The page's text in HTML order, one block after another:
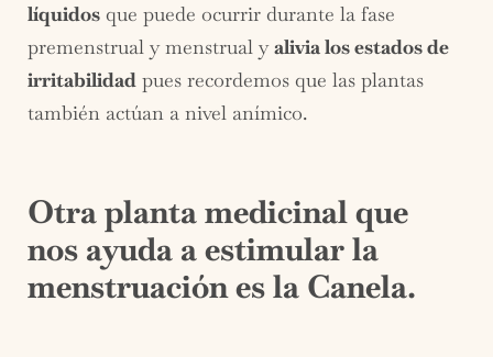
líquidos que puede ocurrir durante la fase
premenstrual y menstrual yalivia los estados de
irritabilidad pues recordemos que las plantas
también actúan a nivel anímico.
Otra planta medicinal que
nos ayuda a estimular la
menstruación es la Canela.